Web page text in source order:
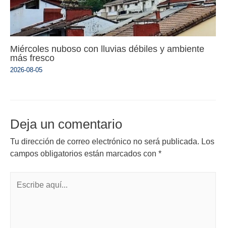
Miércoles nuboso con lluvias débiles y ambiente
más fresco
2026-08-05
Deja un comentario
Tu dirección de correo electrónico no será publicada. Los
campos obligatorios están marcados con *